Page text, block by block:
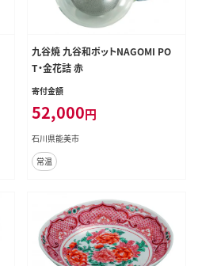
九谷焼 九谷和ポットNAGOMI PO
T・金花詰 赤
寄付金額
52,000円
石川県能美市
常温